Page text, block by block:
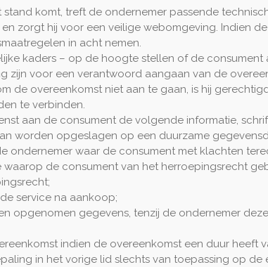
komt, treft de ondernemer passende
zorgt hij voor een veilige webomgeving. Indien
in acht nemen.
kaders – op de hoogte stellen of de
zijn voor een verantwoord aangaan van de
de overeenkomst niet aan te gaan, is hij
te verbinden.
aan de consument de volgende informatie,
worden opgeslagen op een duurzame
ondernemer waar de consument met klachten
de consument van het herroepingsrecht
service na aankoop;
opgenomen gegevens, tenzij de ondernemer
indien de overeenkomst een duur heeft
in het vorige lid slechts van toepassing op de